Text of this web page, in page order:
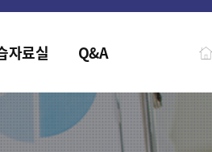
요조사 안내
자료실 Q&A